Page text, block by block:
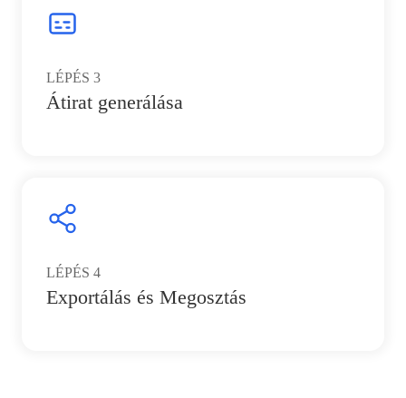
LÉPÉS 3
Átirat generálása
LÉPÉS 4
Exportálás és Megosztás